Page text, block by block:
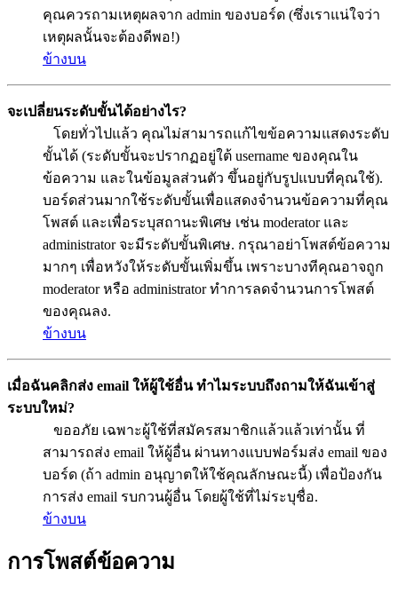
คุณควรถามเหตุผลจาก admin ของบอร์ด (ซึ่งเราแน่ใจว่า
เหตุผลนั้นจะต้องดีพอ!)
ข้างบน
จะเปลี่ยนระดับขั้นได้อย่างไร?
โดยทั่วไปแล้ว คุณไม่สามารถแก้ไขข้อความแสดงระดับ
ขั้นได้ (ระดับขั้นจะปรากฏอยู่ใต้ username ของคุณใน
ข้อความ และในข้อมูลส่วนตัว ขึ้นอยู่กับรูปแบบที่คุณใช้).
บอร์ดส่วนมากใช้ระดับขั้นเพื่อแสดงจำนวนข้อความที่คุณ
โพสต์ และเพื่อระบุสถานะพิเศษ เช่น moderator และ
administrator จะมีระดับขั้นพิเศษ. กรุณาอย่าโพสต์ข้อความ
มากๆ เพื่อหวังให้ระดับขั้นเพิ่มขึ้น เพราะบางทีคุณอาจถูก
moderator หรือ administrator ทำการลดจำนวนการโพสต์
ของคุณลง.
ข้างบน
เมื่อฉันคลิกส่ง email ให้ผู้ใช้อื่น ทำไมระบบถึงถามให้ฉันเข้าสู่
ระบบใหม่?
ขออภัย เฉพาะผู้ใช้ที่สมัครสมาชิกแล้วแล้วเท่านั้น ที่
สามารถส่ง email ให้ผู้อื่น ผ่านทางแบบฟอร์มส่ง email ของ
บอร์ด (ถ้า admin อนุญาตให้ใช้คุณลักษณะนี้) เพื่อป้องกัน
การส่ง email รบกวนผู้อื่น โดยผู้ใช้ที่ไม่ระบุชื่อ.
ข้างบน
การโพสต์ข้อความ